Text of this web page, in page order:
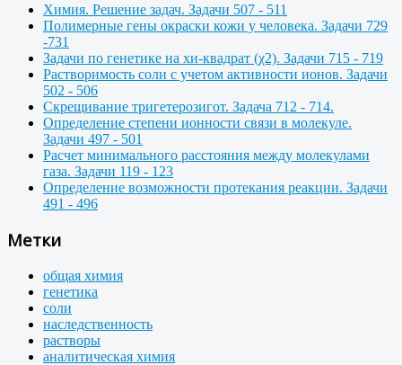
Химия. Решение задач. Задачи 507 - 511
Полимерные гены окраски кожи у человека. Задачи 729
-731
Задачи по генетике на хи-квадрат (χ2). Задачи 715 - 719
Растворимость соли с учетом активности ионов. Задачи
502 - 506
Скрещивание тригетерозигот. Задача 712 - 714.
Определение степени ионности связи в молекуле.
Задачи 497 - 501
Расчет минимального расстояния между молекулами
газа. Задачи 119 - 123
Определение возможности протекания реакции. Задачи
491 - 496
Метки
общая химия
генетика
соли
наследственность
растворы
аналитическая химия